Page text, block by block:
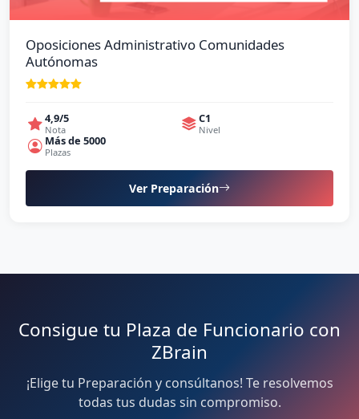
Oposiciones Administrativo Comunidades
Autónomas
4,9/5
Nota
C1
Nivel
Más de 5000
Plazas
Ver Preparación
Consigue tu Plaza de Funcionario con
ZBrain
¡Elige tu Preparación y consúltanos! Te resolvemos
todas tus dudas sin compromiso.